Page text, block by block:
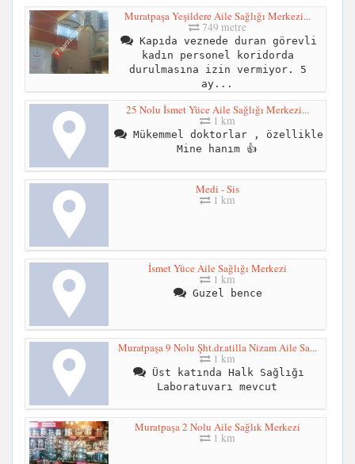
Muratpaşa Yeşildere Aile Sağlığı Merkezi...
749 metre
Kapıda veznede duran görevli
kadın personel koridorda
durulmasına izin vermiyor. 5
ay...
25 Nolu İsmet Yüce Aile Sağlığı Merkezi...
1 km
Mükemmel doktorlar , özellikle
Mine hanım 👍
Medi - Sis
1 km
İsmet Yüce Aile Sağlığı Merkezi
1 km
Guzel bence
Muratpaşa 9 Nolu Şht.dr.atilla Nizam Aile Sa...
1 km
Üst katında Halk Sağlığı
Laboratuvarı mevcut
Muratpaşa 2 Nolu Aile Sağlık Merkezi
1 km